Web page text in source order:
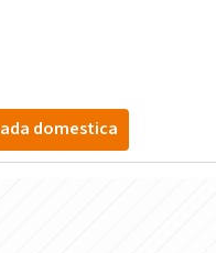
domestica